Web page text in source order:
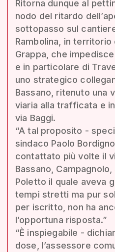
Ritorna dunque al
nodo del ritardo
sottopasso sul
Rambolina, in territorio
Grappa, che
e in particolare di
uno strategico
Bassano, ritenuto una
viaria alla trafficata e
via Baggi.
“A tal proposito -
sindaco Paolo
contattato più volte il
Bassano,
Poletto il quale aveva
tempi stretti ma pur
per iscritto, non ha
l’opportuna risposta.”
“È inspiegabile -
dose, l’assessore